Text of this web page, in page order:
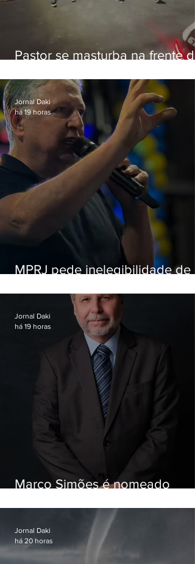
Pastor se masturba na frente de
MPRJ pede inelegibilidade de
Jornal Daki
há 19 horas
Marco Simões é nomeado
Jornal Daki
há 19 horas
Jornal Daki
há 20 horas